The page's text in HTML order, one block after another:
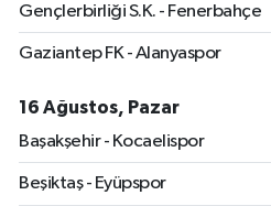
Gençlerbirliği S.K. - Fenerbahçe
Gaziantep FK - Alanyaspor
16 Ağustos, Pazar
Başakşehir - Kocaelispor
Beşiktaş - Eyüpspor